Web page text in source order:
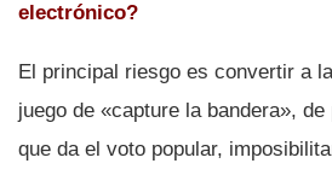
electrónico?
El principal riesgo es convertir a
juego de «capture la bandera»,
que da el voto popular,